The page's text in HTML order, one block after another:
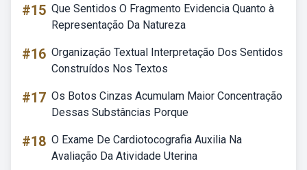
#15 Que Sentidos O Fragmento Evidencia Quanto à
Representação Da Natureza
#16 Organização Textual Interpretação Dos Sentidos
Construídos Nos Textos
#17 Os Botos Cinzas Acumulam Maior Concentração
Dessas Substâncias Porque
#18 O Exame De Cardiotocografia Auxilia Na
Avaliação Da Atividade Uterina